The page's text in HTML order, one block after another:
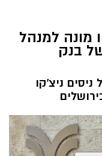
מונה למנהל
בנק
ניסים ניצ'קו